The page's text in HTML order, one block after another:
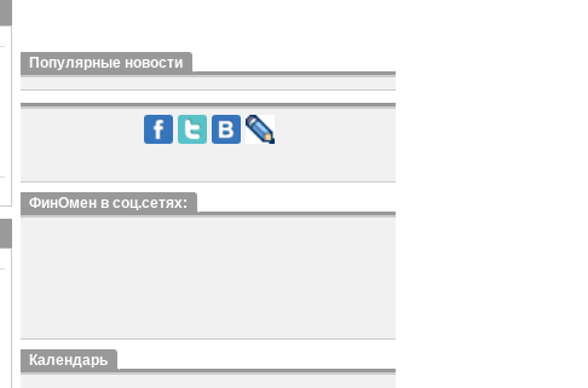
Популярные новости
ФинОмен в соц.сетях:
Календарь